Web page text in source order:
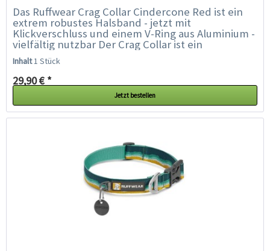
Das Ruffwear Crag Collar Cindercone Red ist ein
extrem robustes Halsband - jetzt mit
Klickverschluss und einem V-Ring aus Aluminium -
vielfältig nutzbar Der Crag Collar ist ein
praktisches Hundehalsband der Extraklasse mit...
Inhalt1 Stück
29,90 € *
Jetzt bestellen